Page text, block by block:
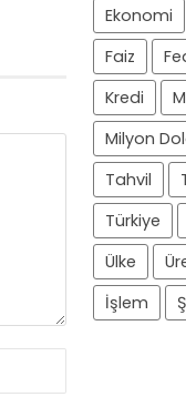
Ekonomi
Faiz
Kredi
Milyon
Tahvil
Türkiye
Ülke
İşlem